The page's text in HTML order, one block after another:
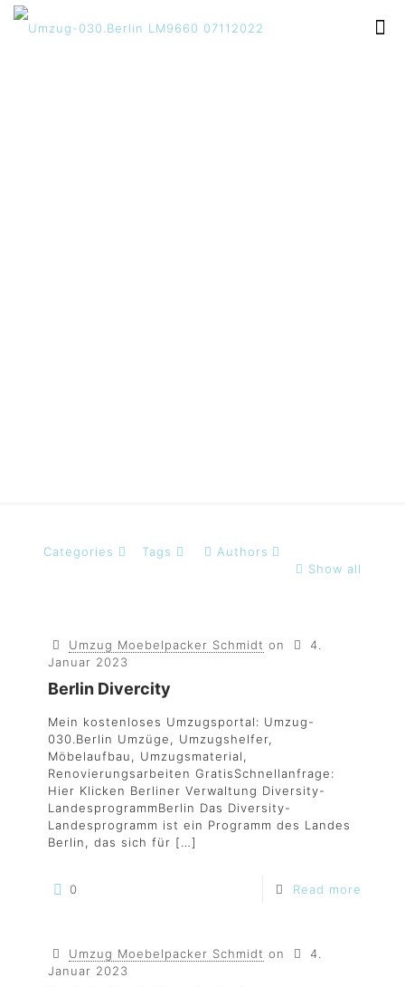
Categories Tags
Authors
Show all
Umzug Moebelpacker Schmidt on
4.
Januar 2023
Berlin Divercity
Mein kostenloses Umzugsportal: Umzug-
030.Berlin Umzüge, Umzugshelfer,
Möbelaufbau, Umzugsmaterial,
Renovierungsarbeiten GratisSchnellanfrage:
Hier Klicken Berliner Verwaltung Diversity-
LandesprogrammBerlin Das Diversity-
Landesprogramm ist ein Programm des Landes
Berlin, das sich für […]
0 Read more
Umzug Moebelpacker Schmidt on
4.
Januar 2023